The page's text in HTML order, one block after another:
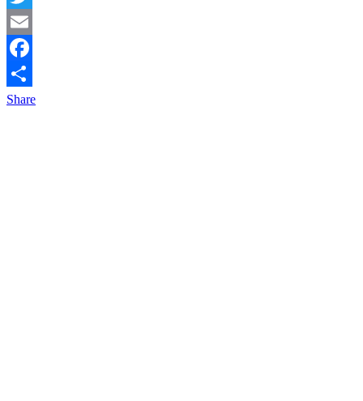
Twitter
Email
Facebook
Share